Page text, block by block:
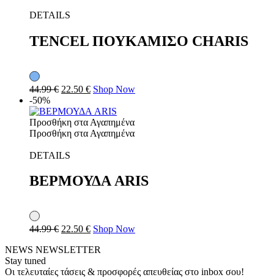
DETAILS
TENCEL ΠΟΥΚΑΜΙΣΟ CHARIS
44.99€ 22.50 € Shop Now
-50%
Προσθήκη στα Αγαπημένα
Προσθήκη στα Αγαπημένα
DETAILS
ΒΕΡΜΟΥΔΑ ARIS
44.99€ 22.50 € Shop Now
NEWS NEWSLETTER
Stay tuned
Οι τελευταίες τάσεις & προσφορές απευθείας στο inbox σου!